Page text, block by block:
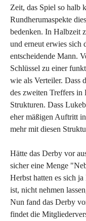
Zeit, das Spiel so halb
Rundherumaspekte
bedenken. In Halbzeit
und erneut erwies sich
entscheidende Mann.
Schlüssel zu einer
wie als Verteiler. Dass
des zweiten Treffers in
Strukturen. Dass
eher mäßigen Auftritt
mehr mit diesen
Hätte das Derby vor
sicher eine Menge
Herbst hatten es sich
ist, nicht nehmen
Nun fand das Derby
findet die